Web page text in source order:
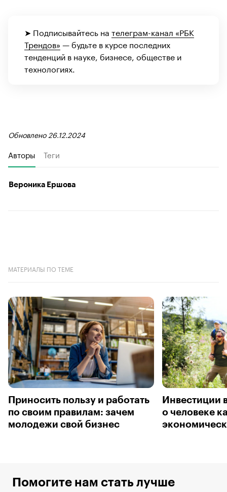
➤ Подписывайтесь на телеграм-канал «РБК
Трендов» — будьте в курсе последних
тенденций в науке, бизнесе, обществе и
технологиях.
Обновлено 26.12.2024
Авторы Теги
Вероника Ершова
МАТЕРИАЛЫ ПО ТЕМЕ
Приносить пользу и работать
по своим правилам: зачем
молодежи свой бизнес
Инвестиции
о человеке
Помогите нам стать лучше